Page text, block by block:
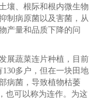
壤、根际和根内微生物
制病原菌以及害菌，从
产量和品质下降的问
蔬菜连片种植，目前
多户，但在一块田地
病菌，导致植物枯萎
也可以称为连作。为这